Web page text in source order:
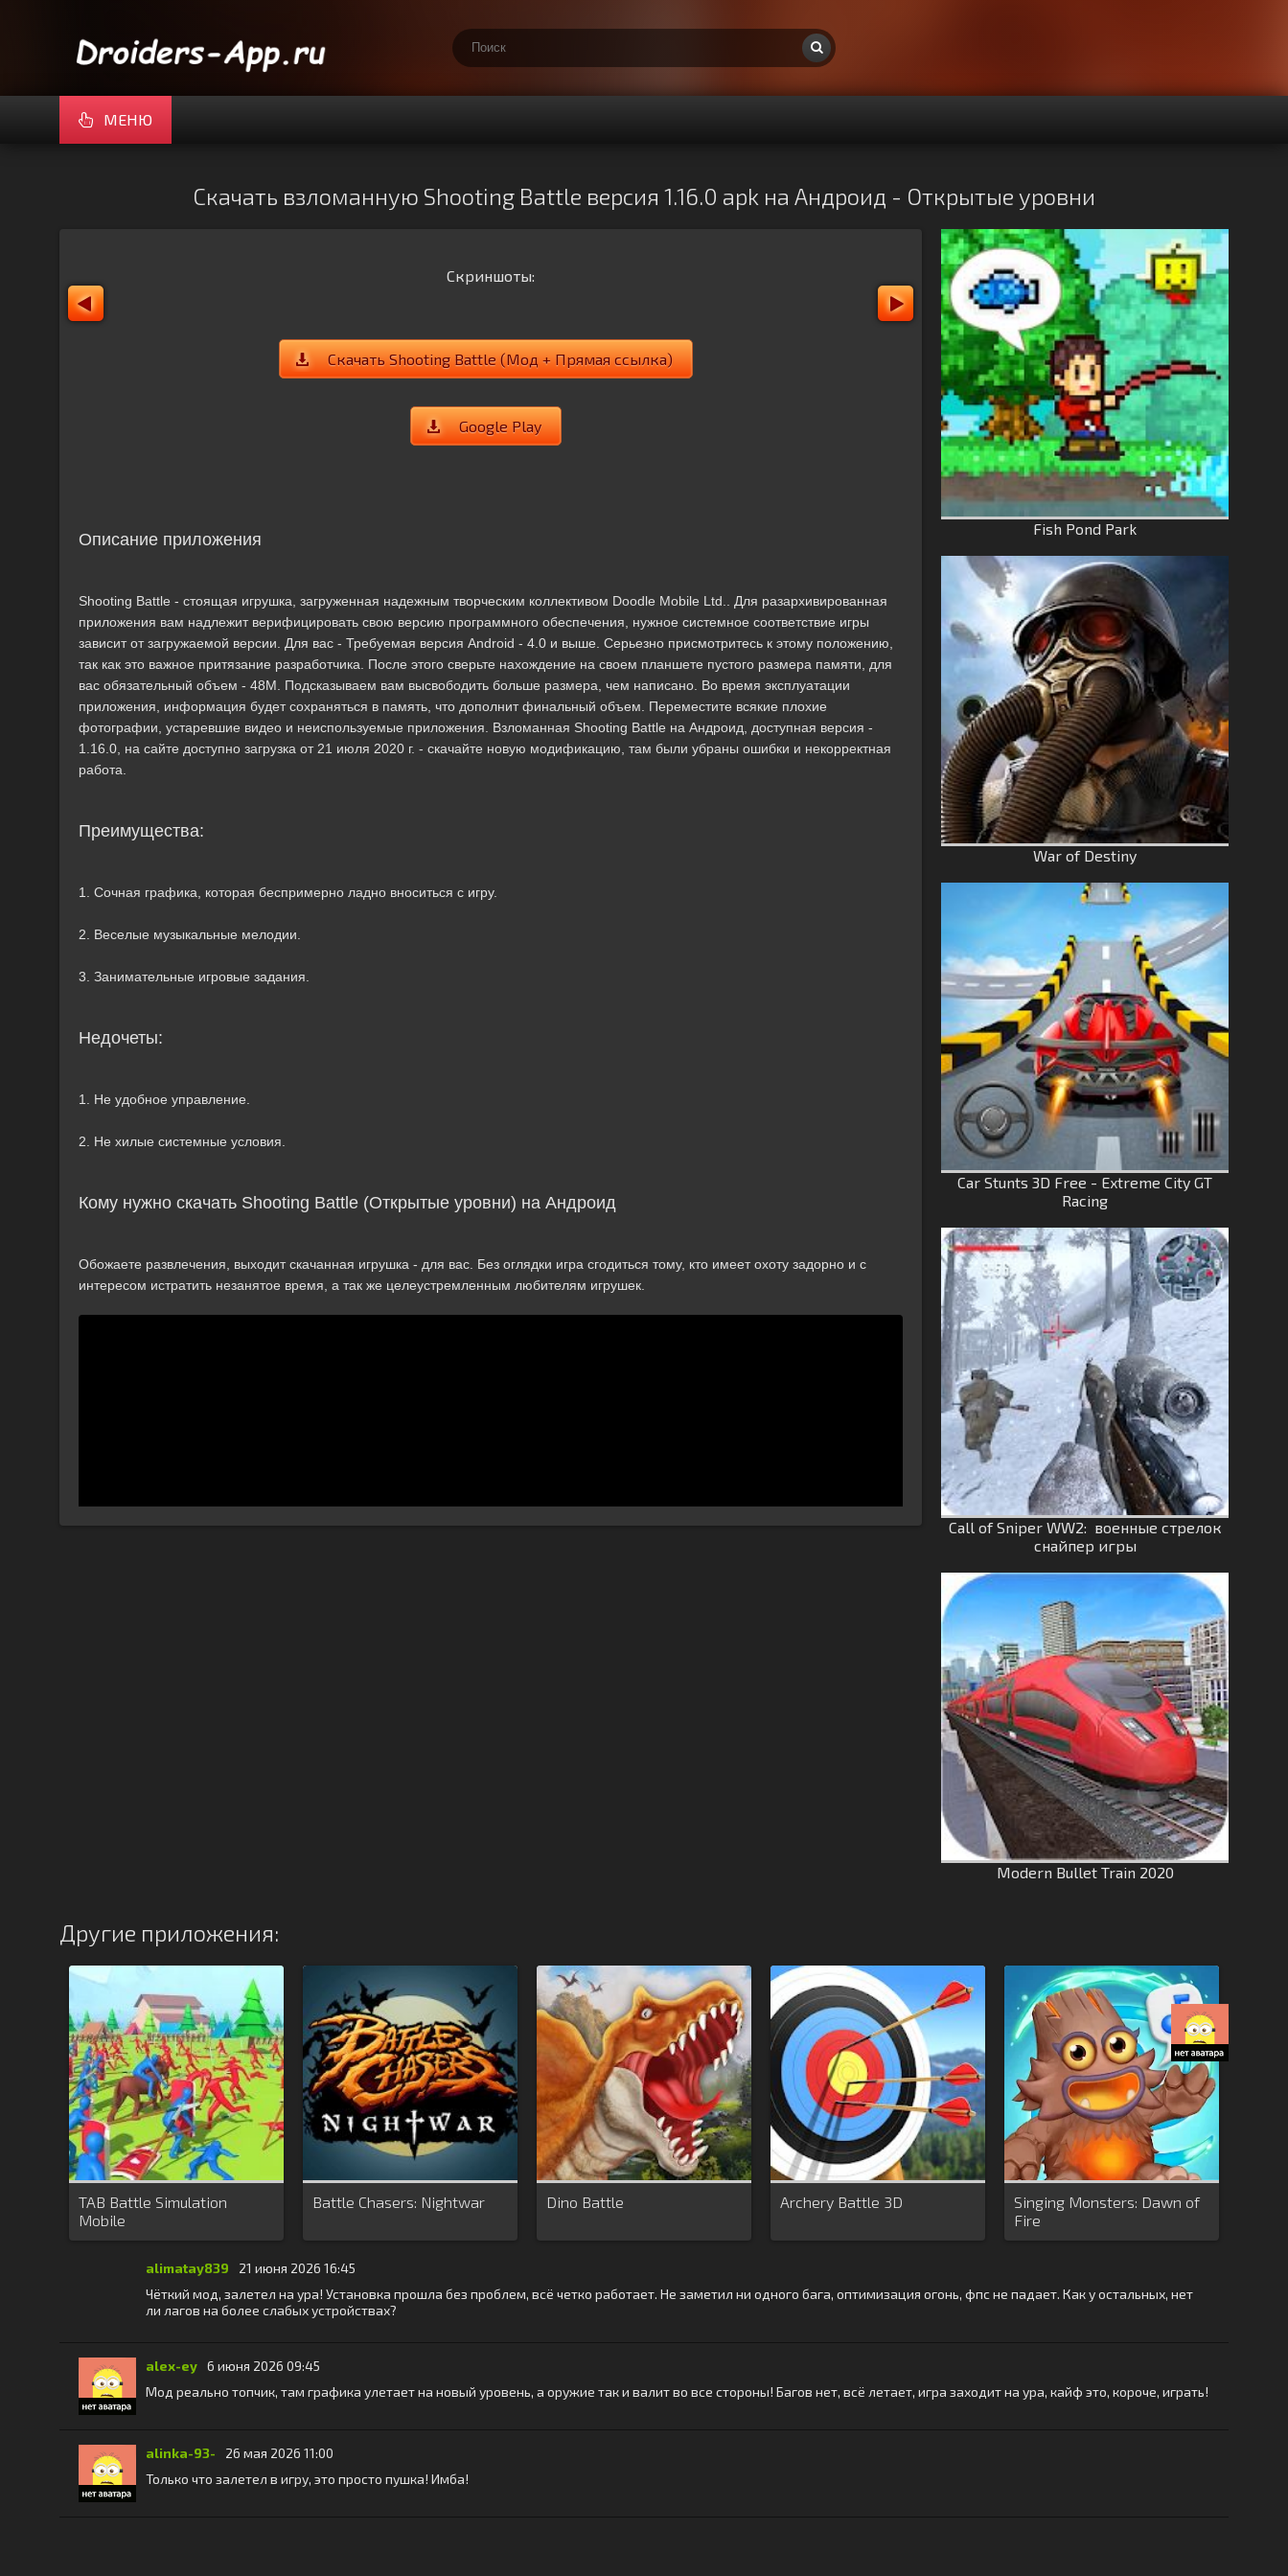
МЕНЮ
Скачать взломанную Shooting Battle версия 1.16.0 apk на Андроид - Открытые уровни
Скриншоты:
Скачать Shooting Battle (Мод + Прямая ссылка)
Google Play
Описание приложения
Shooting Battle - стоящая игрушка, загруженная надежным творческим коллективом Doodle Mobile Ltd.. Для разархивированная
приложения вам надлежит верифицировать свою версию программного обеспечения, нужное системное соответствие игры
зависит от загружаемой версии. Для вас - Требуемая версия Android - 4.0 и выше. Серьезно присмотритесь к этому положению,
так как это важное притязание разработчика. После этого сверьте нахождение на своем планшете пустого размера памяти, для
вас обязательный объем - 48M. Подсказываем вам высвободить больше размера, чем написано. Во время эксплуатации
приложения, информация будет сохраняться в память, что дополнит финальный объем. Переместите всякие плохие
фотографии, устаревшие видео и неиспользуемые приложения. Взломанная Shooting Battle на Андроид, доступная версия -
1.16.0, на сайте доступно загрузка от 21 июля 2020 г. - скачайте новую модификацию, там были убраны ошибки и некорректная
работа.
Преимущества:
1. Сочная графика, которая беспримерно ладно вноситься с игру.
2. Веселые музыкальные мелодии.
3. Занимательные игровые задания.
Недочеты:
1. Не удобное управление.
2. Не хилые системные условия.
Кому нужно скачать Shooting Battle (Открытые уровни) на Андроид
Обожаете развлечения, выходит скачанная игрушка - для вас. Без оглядки игра сгодиться тому, кто имеет охоту задорно и с
интересом истратить незанятое время, а так же целеустремленным любителям игрушек.
Fish Pond Park
War of Destiny
Car Stunts 3D Free - Extreme City GT
Racing
Call of Sniper WW2: военные стрелок
снайпер игры
Modern Bullet Train 2020
Другие приложения:
TAB Battle Simulation
Mobile
Battle Chasers: Nightwar Dino Battle Archery Battle 3D
Singing Monsters: Dawn of
Fire
alimatay839
21 июня 2026 16:45
Чёткий мод, залетел на ура! Установка прошла без проблем, всё четко работает. Не заметил ни одного бага, оптимизация огонь, фпс не падает. Как у остальных, нет
ли лагов на более слабых устройствах?
alex-ey 6 июня 2026 09:45
Мод реально топчик, там графика улетает на новый уровень, а оружие так и валит во все стороны! Багов нет, всё летает, игра заходит на ура, кайф это, короче, играть!
alinka-93-
26 мая 2026 11:00
Только что залетел в игру, это просто пушка! Имба!